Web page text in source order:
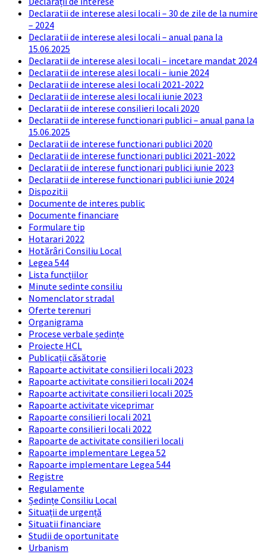
Declaratii de interese alesi locali – 30 de zile de la numire
– 2024
Declaratii de interese alesi locali – anual pana la
15.06.2025
Declaratii de interese alesi locali – incetare mandat 2024
Declaratii de interese alesi locali – iunie 2024
Declaratii de interese alesi locali 2021-2022
Declaratii de interese alesi locali iunie 2023
Declaratii de interese consilieri locali 2020
Declaratii de interese functionari publici – anual pana la
15.06.2025
Declaratii de interese functionari publici 2020
Declaratii de interese functionari publici 2021-2022
Declaratii de interese functionari publici iunie 2023
Declaratii de interese functionari publici iunie 2024
Dispozitii
Documente de interes public
Documente financiare
Formulare tip
Hotarari 2022
Hotărâri Consiliu Local
Legea 544
Lista funcțiilor
Minute sedinte consiliu
Nomenclator stradal
Oferte terenuri
Organigrama
Procese verbale ședințe
Proiecte HCL
Publicații căsătorie
Rapoarte activitate consilieri locali 2023
Rapoarte activitate consilieri locali 2024
Rapoarte activitate consilieri locali 2025
Rapoarte activitate viceprimar
Rapoarte consilieri locali 2021
Rapoarte consilieri locali 2022
Rapoarte de activitate consilieri locali
Rapoarte implementare Legea 52
Rapoarte implementare Legea 544
Registre
Regulamente
Ședințe Consiliu Local
Situații de urgență
Situatii financiare
Studii de oportunitate
Urbanism